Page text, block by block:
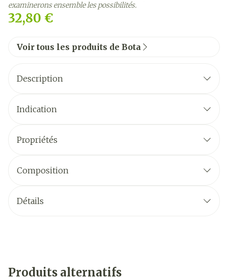
32,80 €
examinerons ensemble les possibilités.
Voir tous les produits de Bota
Description
Indication
Propriétés
Composition
Détails
Produits alternatifs